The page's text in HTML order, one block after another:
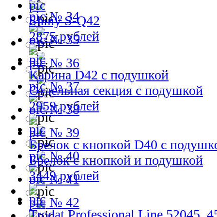
№ 34
№ 35
№ 36
№ 37
№ 38
№ 39
№ 40
№ 41
№ 42
Shiny S-Q42
2875 рублей
Карина D42 с подушкой
Отдельная секция с подушкой
2959 рублей
Брелок с кнопкой D40 с
Брелок с кнопкой и подушкой
3449 рублей